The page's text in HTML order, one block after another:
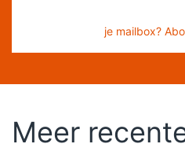
je mailbox?
Meer